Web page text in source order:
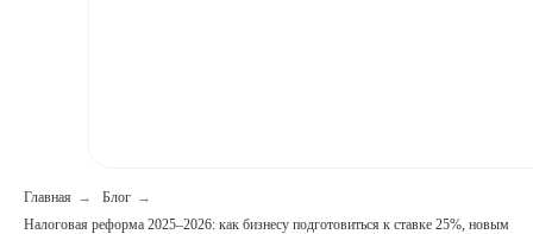
Главная → Блог →
Налоговая реформа 2025–2026: как бизнесу подготовиться к ставке 25%, новым